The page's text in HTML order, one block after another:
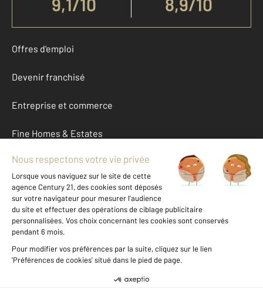
9,1/10 8,9/10
Offres d'emploi
Devenir franchisé
Entreprise et commerce
Fine Homes & Estates
À propos
International
Nous contacter
Données personnelles